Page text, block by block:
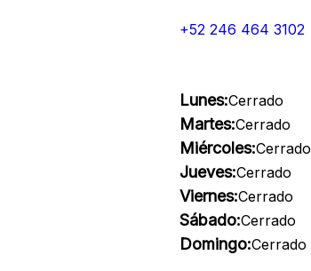
+52 246 464 3102
Lunes:Cerrado
Martes:Cerrado
Miércoles:Cerrado
Jueves:Cerrado
Viernes:Cerrado
Sábado:Cerrado
Domingo:Cerrado